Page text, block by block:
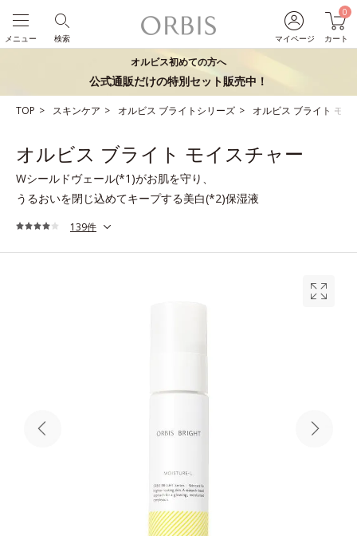
マイページ
0
カート
検索
メニュー
オルビス初めての方へ
公式通販だけの特別セット販売中！
TOP スキンケア オルビス ブライトシリーズ オルビス ブライト モイ
オルビス ブライト モイスチャー
Wシールドヴェール(*1)がお肌を守り、
うるおいを閉じ込めてキープする美白(*2)保湿液
139件